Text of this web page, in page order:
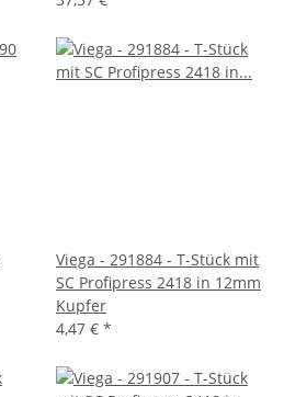
Viega - 291884 - T-Stück mit
SC Profipress 2418 in 12mm
Kupfer
4,47 € *